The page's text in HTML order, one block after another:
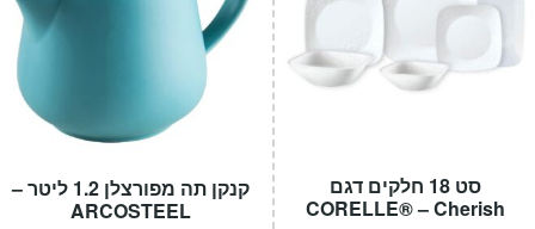
קנקן תה מפורצלן 1.2 ליטר –
ARCOSTEEL
סט 18 חלקים דגם
CORELLE® – Cherish